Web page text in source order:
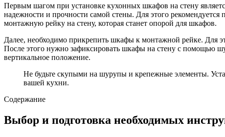
Первым шагом при установке кухонных шкафов на стену
надежности и прочности самой стены. Для этого
монтажную рейку на стену, которая станет опорой для шкафов.
Далее, необходимо прикрепить шкафы к монтажной рейке. Для
После этого нужно зафиксировать шкафы на стену с помощью
вертикальное положение.
Не будьте скупыми на шурупы и крепежные элементы.
вашей кухни.
Содержание
Выбор и подготовка необходимых